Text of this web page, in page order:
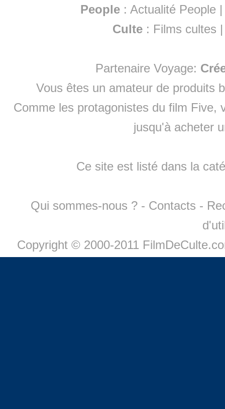
People :Actualité People
Culte : Films cultes
Partenaire Voyage:
Vous êtes un amateur de produits
Comme les protagonistes du film Five,
jusqu'à acheter
Ce site est listé dans la
Qui sommes-nous ? - Contacts -
Copyright © 2000-2011